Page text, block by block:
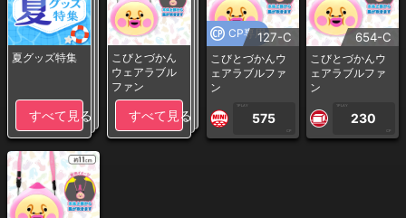
夏グッズ特集
すべて見る
こびとづかん
ウェアラブル
ファン
すべて見る
CP専用127-C
こびとづかんウ
ェアラブルファ
ン
1PLAY
575
CP
654-C
こびとづかんウ
ェアラブルファ
ン
1PLAY
230
CP